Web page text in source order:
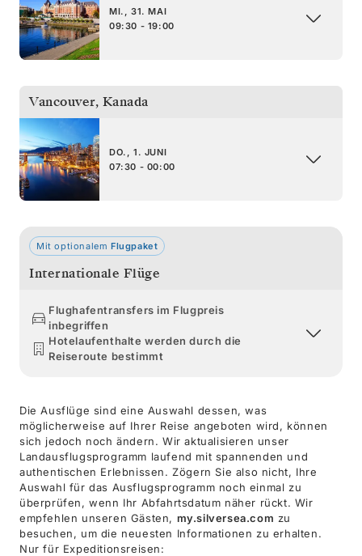
MI., 31. MAI
09:30 - 19:00
Vancouver, Kanada
DO., 1. JUNI
07:30 - 00:00
Mit optionalem Flugpaket
Internationale Flüge
Flughafentransfers im Flugpreis
inbegriffen
Hotelaufenthalte werden durch die
Reiseroute bestimmt
Die Ausflüge sind eine Auswahl dessen, was
möglicherweise auf Ihrer Reise angeboten wird, können
sich jedoch noch ändern. Wir aktualisieren unser
Landausflugsprogramm laufend mit spannenden und
authentischen Erlebnissen. Zögern Sie also nicht, Ihre
Auswahl für das Ausflugsprogramm noch einmal zu
überprüfen, wenn Ihr Abfahrtsdatum näher rückt. Wir
empfehlen unseren Gästen, my.silversea.com zu
besuchen, um die neuesten Informationen zu erhalten.
Nur für Expeditionsreisen: